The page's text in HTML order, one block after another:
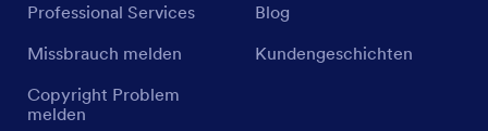
Professional Services
Missbrauch melden
Copyright Problem
melden
Blog
Kundengeschichten